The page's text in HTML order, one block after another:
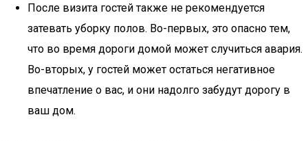
После визита гостей также не рекомендуется
затевать уборку полов. Во-первых, это опасно тем,
что во время дороги домой может случиться авария.
Во-вторых, у гостей может остаться негативное
впечатление о вас, и они надолго забудут дорогу в
ваш дом.